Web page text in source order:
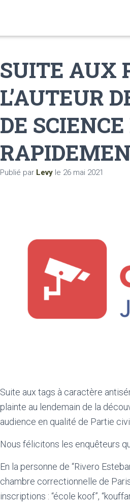
SUITE AUX
L’AUTEUR
DE
Publié par Levy le 26 mai 2021
Suite aux tags à caractère
plainte au lendemain de la
audience en qualité de Partie
Nous félicitons les enquêteurs
En la personne de “Rivero
chambre correctionnelle de
inscriptions : “école koof”,